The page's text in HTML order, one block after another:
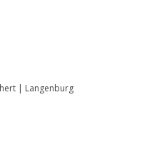
| Langenburg